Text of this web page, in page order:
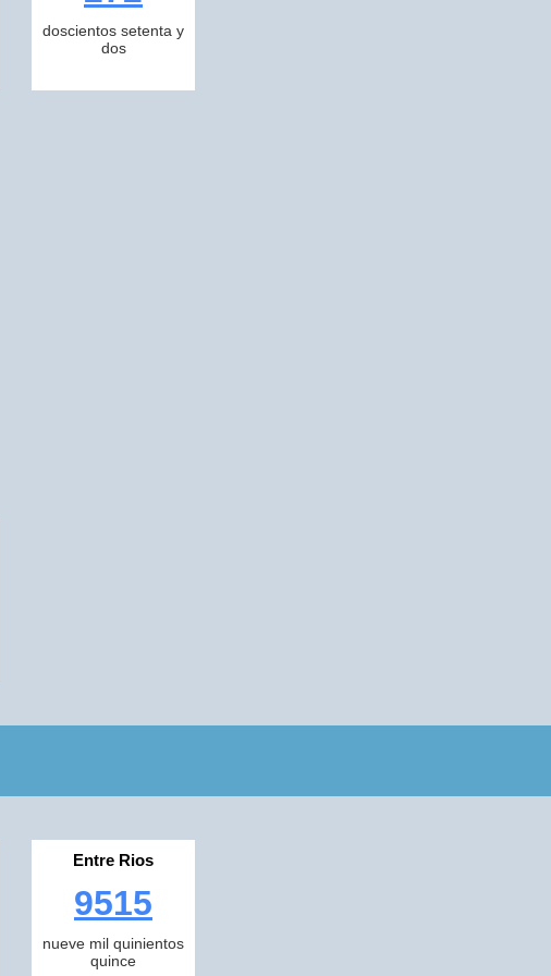
doscientos setenta y
dos
Entre Rios
9515
nueve mil quinientos
quince